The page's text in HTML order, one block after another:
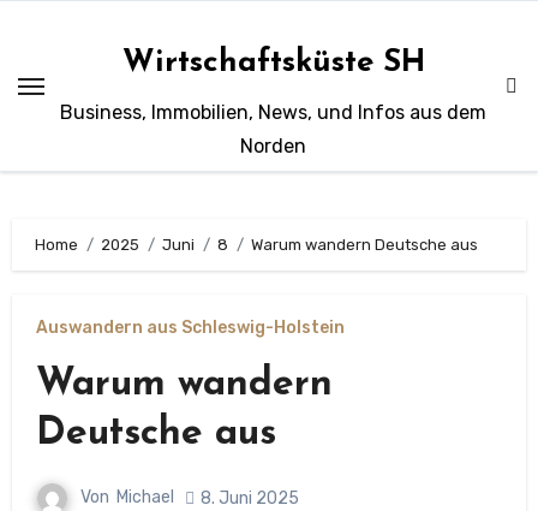
springen
Wirtschaftsküste SH
Business, Immobilien, News, und Infos aus dem
Norden
Home 2025 Juni 8 Warum wandern Deutsche aus
Auswandern aus Schleswig-Holstein
Warum wandern
Deutsche aus
Von Michael
8. Juni 2025